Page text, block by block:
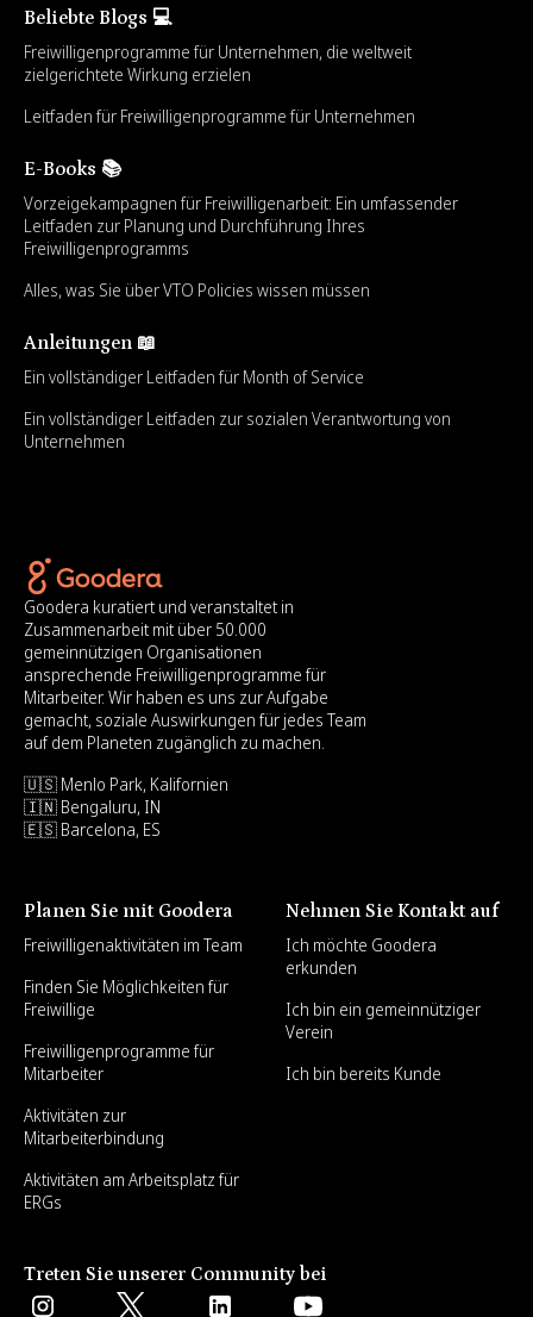
Beliebte Blogs 💻
Freiwilligenprogramme für Unternehmen, die weltweit
zielgerichtete Wirkung erzielen
Leitfaden für Freiwilligenprogramme für Unternehmen
E-Books 📚
Vorzeigekampagnen für Freiwilligenarbeit: Ein umfassender
Leitfaden zur Planung und Durchführung Ihres
Freiwilligenprogramms
Alles, was Sie über VTO Policies wissen müssen
Anleitungen 📖
Ein vollständiger Leitfaden für Month of Service
Ein vollständiger Leitfaden zur sozialen Verantwortung von
Unternehmen
Goodera kuratiert und veranstaltet in
Zusammenarbeit mit über 50.000
gemeinnützigen Organisationen
ansprechende Freiwilligenprogramme für
Mitarbeiter. Wir haben es uns zur Aufgabe
gemacht, soziale Auswirkungen für jedes Team
auf dem Planeten zugänglich zu machen.
🇺🇸 Menlo Park, Kalifornien
🇮🇳 Bengaluru, IN
🇪🇸 Barcelona, ES
Planen Sie mit Goodera
Freiwilligenaktivitäten im Team
Finden Sie Möglichkeiten für
Freiwillige
Freiwilligenprogramme für
Mitarbeiter
Aktivitäten zur
Mitarbeiterbindung
Aktivitäten am Arbeitsplatz für
ERGs
Nehmen Sie Kontakt auf
Ich möchte Goodera
erkunden
Ich bin ein gemeinnütziger
Verein
Ich bin bereits Kunde
Treten Sie unserer Community bei